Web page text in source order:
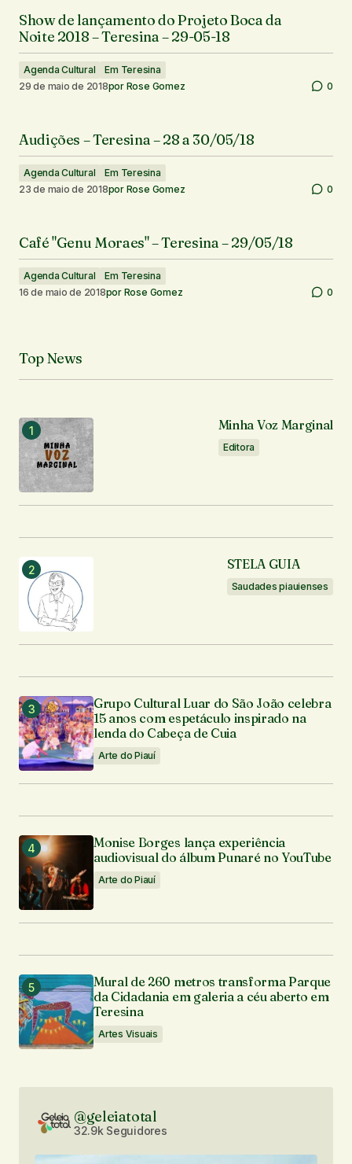
Show de lançamento do Projeto Boca da
Noite 2018 – Teresina – 29-05-18
Agenda Cultural
Em Teresina
29 de maio de 2018por Rose Gomez 0
Audições – Teresina – 28 a 30/05/18
Agenda Cultural
Em Teresina
23 de maio de 2018por Rose Gomez 0
Café "Genu Moraes" – Teresina – 29/05/18
Agenda Cultural
Em Teresina
16 de maio de 2018por Rose Gomez 0
Top News
Minha Voz Marginal
Editora
STELA GUIA
Saudades piauienses
Grupo Cultural Luar do São João celebra
15 anos com espetáculo inspirado na
lenda do Cabeça de Cuia
Arte do Piauí
Monise Borges lança experiência
audiovisual do álbum Punaré no YouTube
Arte do Piauí
Mural de 260 metros transforma Parque
da Cidadania em galeria a céu aberto em
Teresina
Artes Visuais
@geleiatotal
32.9k Seguidores